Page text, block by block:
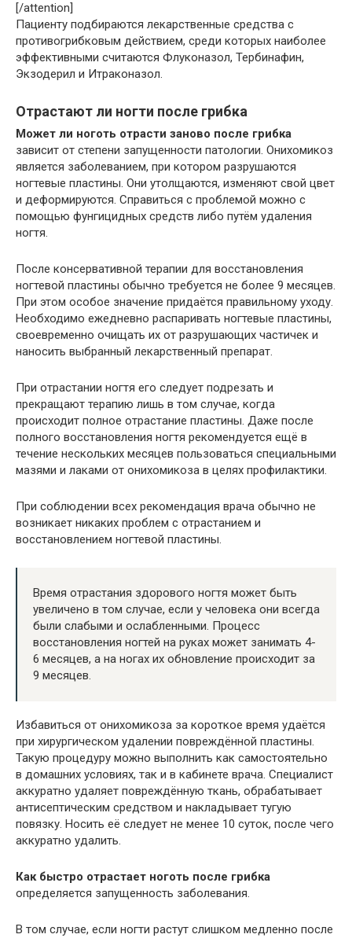
[/attention]
Пациенту подбираются лекарственные средства с
противогрибковым действием, среди которых наиболее
эффективными считаются Флуконазол, Тербинафин,
Экзодерил и Итраконазол.
Отрастают ли ногти после грибка
Может ли ноготь отрасти заново после грибка
зависит от степени запущенности патологии. Онихомикоз
является заболеванием, при котором разрушаются
ногтевые пластины. Они утолщаются, изменяют свой цвет
и деформируются. Справиться с проблемой можно с
помощью фунгицидных средств либо путём удаления
ногтя.
После консервативной терапии для восстановления
ногтевой пластины обычно требуется не более 9 месяцев.
При этом особое значение придаётся правильному уходу.
Необходимо ежедневно распаривать ногтевые пластины,
своевременно очищать их от разрушающих частичек и
наносить выбранный лекарственный препарат.
При отрастании ногтя его следует подрезать и
прекращают терапию лишь в том случае, когда
происходит полное отрастание пластины. Даже после
полного восстановления ногтя рекомендуется ещё в
течение нескольких месяцев пользоваться специальными
мазями и лаками от онихомикоза в целях профилактики.
При соблюдении всех рекомендация врача обычно не
возникает никаких проблем с отрастанием и
восстановлением ногтевой пластины.
Время отрастания здорового ногтя может быть
увеличено в том случае, если у человека они всегда
были слабыми и ослабленными. Процесс
восстановления ногтей на руках может занимать 4-
6 месяцев, а на ногах их обновление происходит за
9 месяцев.
Избавиться от онихомикоза за короткое время удаётся
при хирургическом удалении повреждённой пластины.
Такую процедуру можно выполнить как самостоятельно
в домашних условиях, так и в кабинете врача. Специалист
аккуратно удаляет повреждённую ткань, обрабатывает
антисептическим средством и накладывает тугую
повязку. Носить её следует не менее 10 суток, после чего
аккуратно удалить.
Как быстро отрастает ноготь после грибка
определяется запущенность заболевания.
В том случае, если ногти растут слишком медленно после